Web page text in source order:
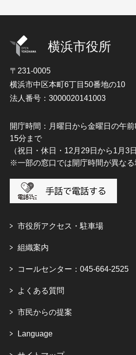
横浜市役所
〒231-0005
横浜市中区本町6丁目50番地の10
法人番号：3000020141003
開庁時間：月曜日から金曜日の午
15分まで
（祝日・休日・12月29日から1月3
※一部の窓口では開庁時間が異なる
市役所アクセス・駐車場
組織案内
コールセンター：045-664-2525
よくある質問
市民からの提案
Language